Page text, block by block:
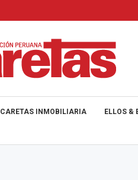
CARETAS INMOBILIARIA ELLOS &